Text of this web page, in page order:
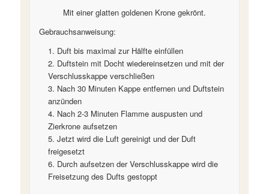
Mit einer glatten goldenen Krone gekrönt.
Gebrauchsanweisung:
Duft bis maximal zur Hälfte einfüllen
Duftstein mit Docht wiedereinsetzen und mit der
Verschlusskappe verschließen
Nach 30 Minuten Kappe entfernen und Duftstein
anzünden
Nach 2-3 Minuten Flamme auspusten und
Zierkrone aufsetzen
Jetzt wird die Luft gereinigt und der Duft
freigesetzt
Durch aufsetzen der Verschlusskappe wird die
Freisetzung des Dufts gestoppt